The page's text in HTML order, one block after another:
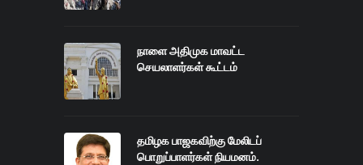
நாளை அதிமுக மாவட்ட
செயலாளர்கள் கூட்டம்
தமிழக பாஜகவிற்கு மேலிடப்
பொறுப்பாளர்கள் நியமனம்.